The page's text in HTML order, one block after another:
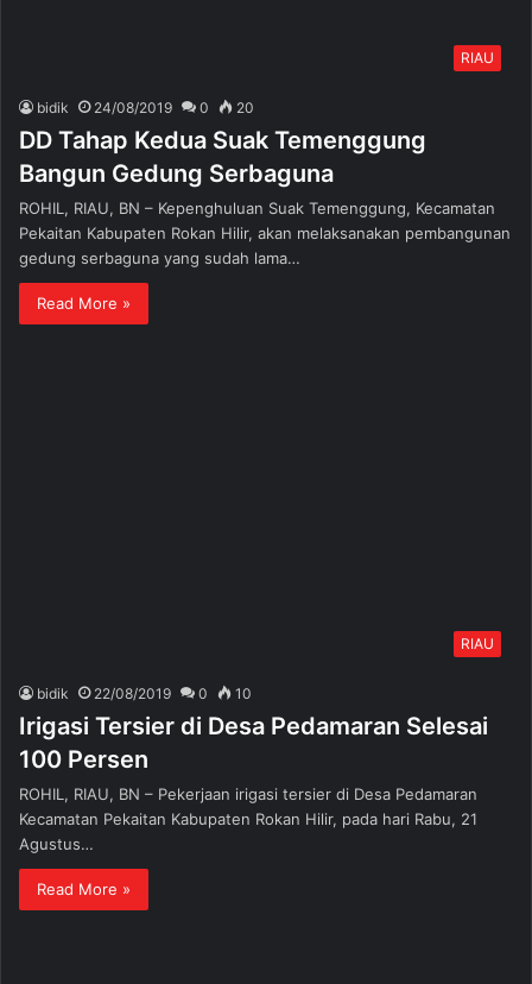
RIAU
bidik 24/08/2019 0 20
DD Tahap Kedua Suak Temenggung
Bangun Gedung Serbaguna
ROHIL, RIAU, BN – Kepenghuluan Suak Temenggung, Kecamatan
Pekaitan Kabupaten Rokan Hilir, akan melaksanakan pembangunan
gedung serbaguna yang sudah lama…
Read More »
RIAU
bidik 22/08/2019 0 10
Irigasi Tersier di Desa Pedamaran Selesai
100 Persen
ROHIL, RIAU, BN – Pekerjaan irigasi tersier di Desa Pedamaran
Kecamatan Pekaitan Kabupaten Rokan Hilir, pada hari Rabu, 21
Agustus…
Read More »